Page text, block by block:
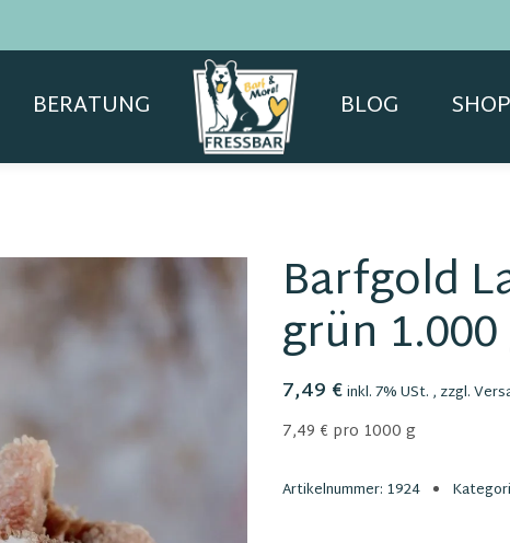
SHOP
BERATUNG BLOG
Barfgold
grün
7,49 €inkl. 7% USt. , zzgl.
7,49 € pro 1000 g
Artikelnummer: 1924